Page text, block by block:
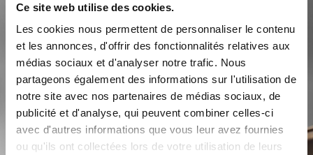
Ce site web utilise des cookies.
Les cookies nous permettent de personnaliser le contenu
et les annonces, d'offrir des fonctionnalités relatives aux
médias sociaux et d'analyser notre trafic. Nous
partageons également des informations sur l'utilisation de
notre site avec nos partenaires de médias sociaux, de
publicité et d'analyse, qui peuvent combiner celles-ci
avec d'autres informations que vous leur avez fournies
ou qu'ils ont collectées lors de votre utilisation de leurs